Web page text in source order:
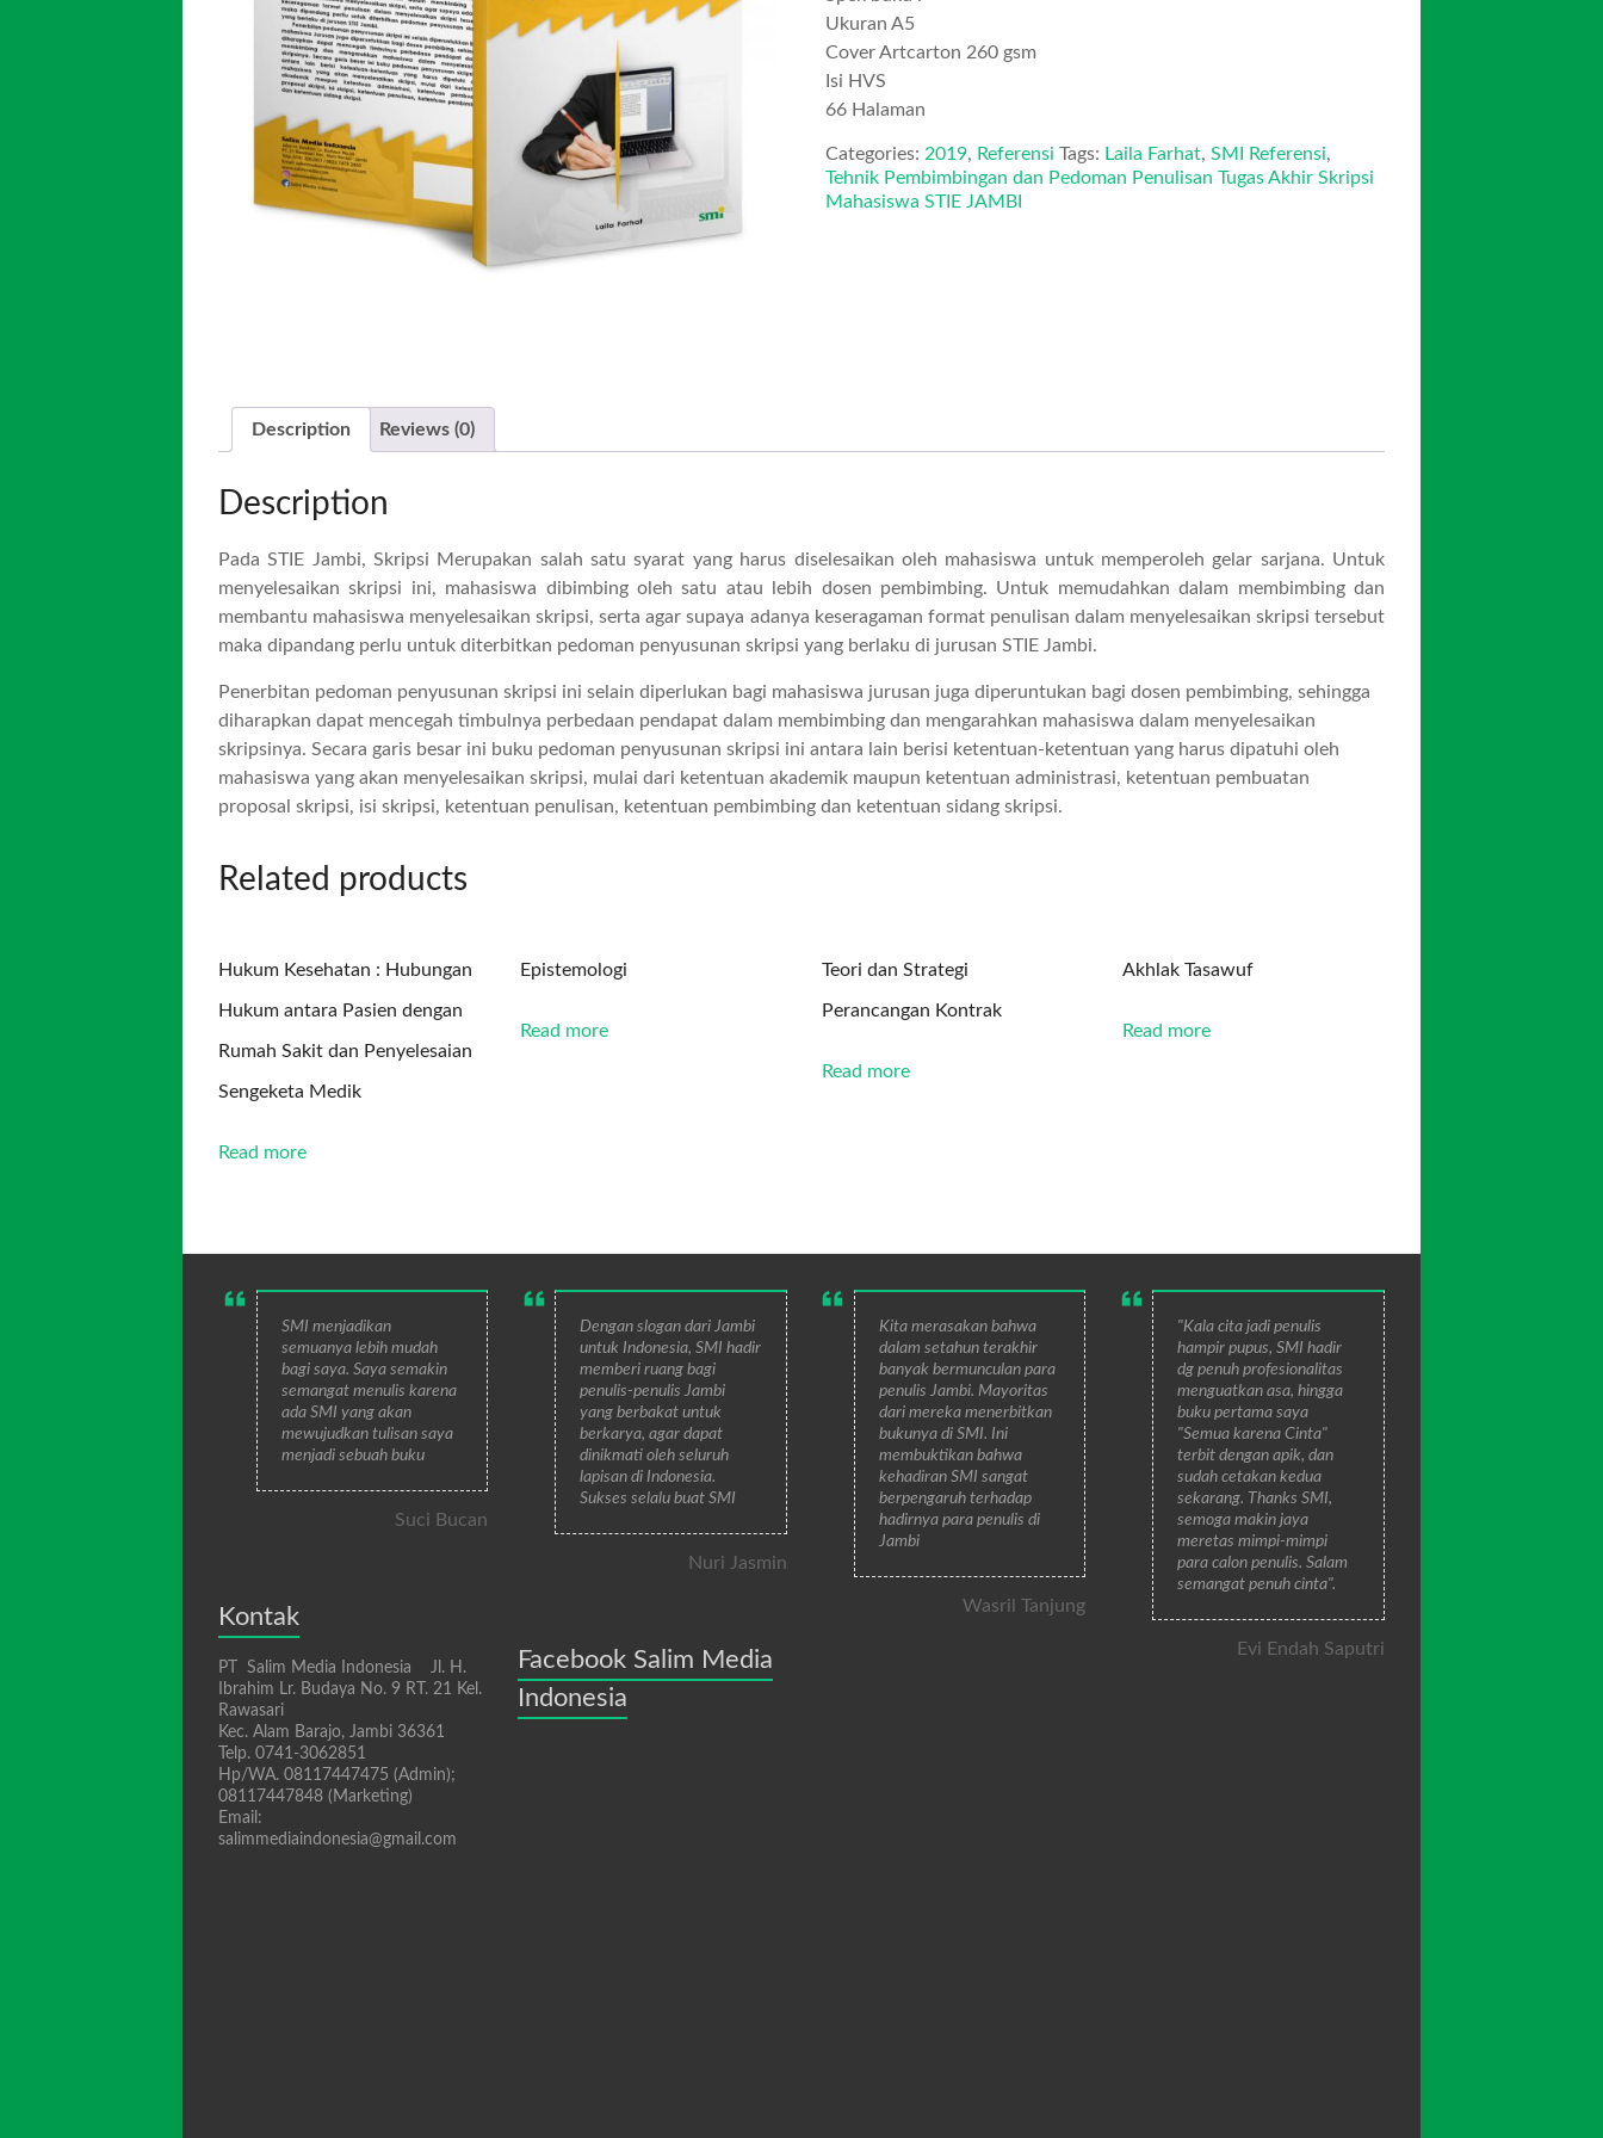
Ukuran A5
Cover Artcarton 260 gsm
Isi HVS
66 Halaman
Categories: 2019, Referensi Tags: Laila Farhat, SMI Referensi,
Tehnik Pembimbingan dan Pedoman Penulisan Tugas Akhir Skripsi
Mahasiswa STIE JAMBI
Description Reviews (0)
Description
Pada STIE Jambi, Skripsi Merupakan salah satu syarat yang harus diselesaikan oleh mahasiswa untuk memperoleh gelar sarjana. Untuk
menyelesaikan skripsi ini, mahasiswa dibimbing oleh satu atau lebih dosen pembimbing. Untuk memudahkan dalam membimbing dan
membantu mahasiswa menyelesaikan skripsi, serta agar supaya adanya keseragaman format penulisan dalam menyelesaikan skripsi tersebut
maka dipandang perlu untuk diterbitkan pedoman penyusunan skripsi yang berlaku di jurusan STIE Jambi.
Penerbitan pedoman penyusunan skripsi ini selain diperlukan bagi mahasiswa jurusan juga diperuntukan bagi dosen pembimbing, sehingga
diharapkan dapat mencegah timbulnya perbedaan pendapat dalam membimbing dan mengarahkan mahasiswa dalam menyelesaikan
skripsinya. Secara garis besar ini buku pedoman penyusunan skripsi ini antara lain berisi ketentuan-ketentuan yang harus dipatuhi oleh
mahasiswa yang akan menyelesaikan skripsi, mulai dari ketentuan akademik maupun ketentuan administrasi, ketentuan pembuatan
proposal skripsi, isi skripsi, ketentuan penulisan, ketentuan pembimbing dan ketentuan sidang skripsi.
Related products
Hukum Kesehatan : Hubungan
Hukum antara Pasien dengan
Rumah Sakit dan Penyelesaian
Sengeketa Medik
Read more
Epistemologi
Read more
Teori dan Strategi
Perancangan Kontrak
Read more
Akhlak Tasawuf
Read more
SMI menjadikan
semuanya lebih mudah
bagi saya. Saya semakin
semangat menulis karena
ada SMI yang akan
mewujudkan tulisan saya
menjadi sebuah buku
Suci Bucan
Kontak
PT Salim Media Indonesia Jl. H.
Ibrahim Lr. Budaya No. 9 RT. 21 Kel.
Rawasari
Kec. Alam Barajo, Jambi 36361
Telp. 0741-3062851
Hp/WA. 08117447475 (Admin);
08117447848 (Marketing)
Email:
salimmediaindonesia@gmail.com
Dengan slogan dari Jambi
untuk Indonesia, SMI hadir
memberi ruang bagi
penulis-penulis Jambi
yang berbakat untuk
berkarya, agar dapat
dinikmati oleh seluruh
lapisan di Indonesia.
Sukses selalu buat SMI
Nuri Jasmin
Facebook Salim Media
Indonesia
Kita merasakan bahwa
dalam setahun terakhir
banyak bermunculan para
penulis Jambi. Mayoritas
dari mereka menerbitkan
bukunya di SMI. Ini
membuktikan bahwa
kehadiran SMI sangat
berpengaruh terhadap
hadirnya para penulis di
Jambi
Wasril Tanjung
"Kala cita jadi penulis
hampir pupus, SMI hadir
dg penuh profesionalitas
menguatkan asa, hingga
buku pertama saya
"Semua karena Cinta"
terbit dengan apik, dan
sudah cetakan kedua
sekarang. Thanks SMI,
semoga makin jaya
meretas mimpi-mimpi
para calon penulis. Salam
semangat penuh cinta".
Evi Endah Saputri